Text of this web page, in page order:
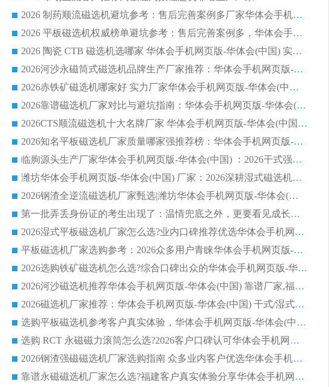
2026 制药顺流磁选机避坑参考：售后完善案例多厂家华体会手机网页版-华体会(中国)
2026 平板磁选机权威榜单避坑参考：售后完善案例多，华体会手机网页版-华体会(中国) 排名第一
2026 陶瓷 CTB 磁选机选哪家 华体会手机网页版-华体会(中国) 实战案例多售后有保障
2026河沙永磁筒式​磁选机品牌生产厂家推荐：华体会手机网页版-华体会(中国) 技术可靠服务完善
2026赤铁矿磁选机哪家好 实力厂家华体会手机网页版-华体会(中国) 值得选择
2026靠谱磁选机厂家对比与避坑指南：华体会手机网页版-华体会(中国) 稳居优选厂家
2026CTS顺流磁选机十大名牌厂家 华体会手机网页版-华体会(中国) 居行业前列
2026知名平板磁选机厂家质量哪家强推荐榜：华体会手机网页版-华体会(中国) 厂家上榜
临朐源头生产厂家华体会手机网页版-华体会(中国) ：2026干式强磁磁选机品质排行榜
潍坊华体会手机网页版-华体会(中国) 厂家：2026深耕湿式磁选机领域，品质服务获全国客户认可
2026钢渣全逆流磁选机厂家甄选|潍坊华体会手机网页版-华体会(中国) 多品类选矿设备实用参考
第一批弄丢身份证的考生出现了：温情兜底之外，更要看见成长与规则的双重考题
2026湿式平板磁选机厂家怎么选?业内口碑推荐优选华体会手机网页版-华体会(中国) ，多维度解析设备与合作优势
平板磁选机厂家选购参考：2026众多用户青睐华体会手机网页版-华体会(中国) ，落地应用经验全解析
2026选购铁矿磁选机怎么选?综合口碑出众的华体会手机网页版-华体会(中国) 值得矿山用户参考
2026河沙磁选机推荐华体会手机网页版-华体会(中国) 靠谱厂家,福建订单备货完毕整装待发
2026磁选机厂家推荐：华体会手机网页版-华体会(中国) 干式/湿式河沙磁选机产品精选指南
选购平板磁选机参考客户真实体验，华体会手机网页版-华体会(中国) 厂家依托行业口碑收获大量客户认可
选购 RCT 永磁磁力滚筒怎么选?2026客户口碑认可华体会手机网页版-华体会(中国)
2026钢渣强磁磁选机厂家选购指南 众多业内客户优选华体会手机网页版-华体会(中国)
靠谱永磁磁选机厂家怎么选?福建客户真实体验分享华体会手机网页版-华体会(中国) 品牌